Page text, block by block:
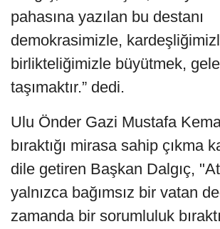
pahasına yazılan bu destanı
demokrasimizle,
birlikteliğimizle büyütmek,
taşımaktır.” dedi.
Ulu Önder Gazi Mustafa
bıraktığı mirasa sahip çıkma
dile getiren Başkan Dalgıç,
yalnızca bağımsız bir vatan
zamanda bir sorumluluk